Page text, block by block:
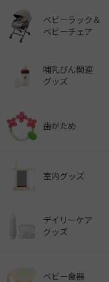
ベビーラック＆
ベビーチェア
哺乳びん関連
グッズ
歯がため
室内グッズ
デイリーケア
グッズ
ベビー食器